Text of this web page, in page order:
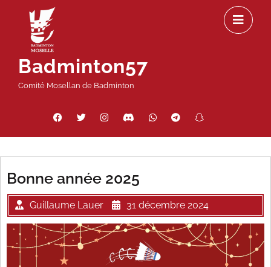
contenu
Badminton57
Comité Mosellan de Badminton
Facebook
Twitter InstagramDiscordWhatsAppTelegram
Bonne année 2025
Guillaume Lauer 31 décembre 2024